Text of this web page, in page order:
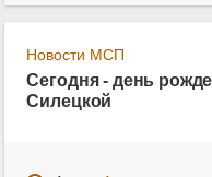
Новости МСП
Сегодня - день
Силецкой